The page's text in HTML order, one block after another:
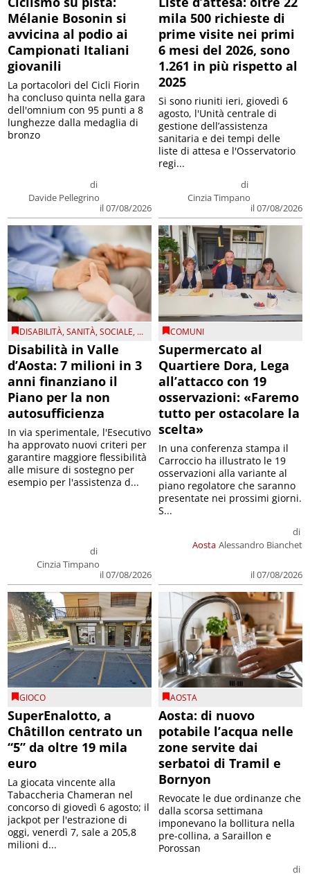
Mélanie Bosonin si
avvicina al podio ai
Campionati Italiani
giovanili
di
Davide Pellegrino
il 07/08/2026
La portacolori del Cicli Fiorin
ha concluso quinta nella gara
dell'omnium con 95 punti a 8
lunghezze dalla medaglia di
bronzo
mila 500 richieste di
prime visite nei primi
6 mesi del 2026, sono
1.261 in più rispetto al
2025
di
Cinzia Timpano
il 07/08/2026
Si sono riuniti ieri, giovedì 6
agosto, l'Unità centrale di
gestione dell’assistenza
sanitaria e dei tempi delle
liste di attesa e l'Osservatorio
regi...
DISABILITÀ,SANITÀ,SOCIALE, ...
Disabilità in Valle
d’Aosta: 7 milioni in 3
anni finanziano il
Piano per la non
autosufficienza
di
Cinzia Timpano
il 07/08/2026
In via sperimentale, l'Esecutivo
ha approvato nuovi criteri per
garantire maggiore flessibilità
alle misure di sostegno per
esempio per l'assistenza d...
COMUNI
Supermercato al
Quartiere Dora, Lega
all’attacco con 19
osservazioni: «Faremo
tutto per ostacolare la
scelta»
Aosta
di
Alessandro Bianchet
il 07/08/2026
In una conferenza stampa il
Carroccio ha illustrato le 19
osservazioni alla variante al
piano regolatore che saranno
presentate nei prossimi giorni.
S...
GIOCO
SuperEnalotto, a
Châtillon centrato un
“5” da oltre 19 mila
euro
La giocata vincente alla
Tabaccheria Chameran nel
concorso di giovedì 6 agosto; il
jackpot per l'estrazione di
oggi, venerdì 7, sale a 205,8
milioni d...
AOSTA
Aosta: di nuovo
potabile l’acqua nelle
zone servite dai
serbatoi di Tramil e
Bornyon
di
Revocate le due ordinanze che
dalla scorsa settimana
imponevano la bollitura nella
pre-collina, a Saraillon e
Porossan